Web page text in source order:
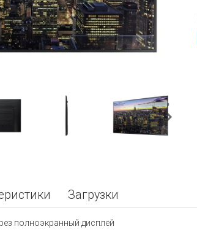
Загрузки
полноэкранный дисплей